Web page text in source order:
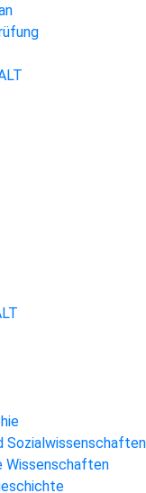
Sozialwissenschaften
Wissenschaften